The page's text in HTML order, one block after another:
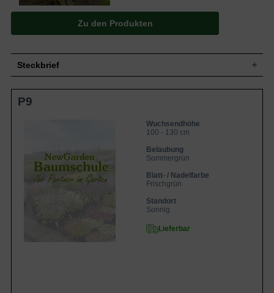
Zu den Produkten
Steckbrief
Grasstaude, aufrecht, horstbildend,
Blatt
Sommergrün, linear-lanzettlich, am Ende
zugespitzt, ganzrandig, frischgrün mit
weißen Längsstreifen, teilweise rosa
angehaucht, ca. 100 bis 130 cm lang
Frucht
Karyopse
Rotbraun, ährig, in Rispen zusammen
Wurzeln
P9
Wuchsendhöhe
100 - 130 cm
Belaubung
Sommergrün
Blatt- / Nadelfarbe
Frischgrün
Standort
Sonnig
Lieferbar